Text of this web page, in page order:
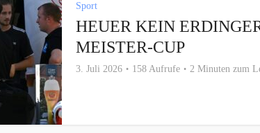
Sport
HEUER KEIN
MEISTER-CUP
3. Juli 2026 158 Aufrufe 2 Minuten zum